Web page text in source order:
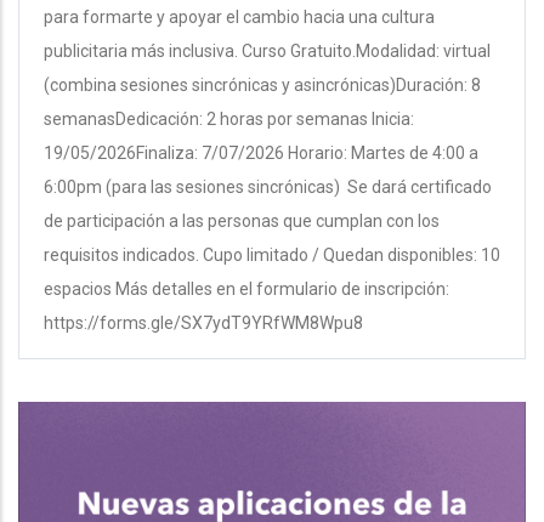
para formarte y apoyar el cambio hacia una cultura
publicitaria más inclusiva. Curso Gratuito.Modalidad: virtual
(combina sesiones sincrónicas y asincrónicas)Duración: 8
semanasDedicación: 2 horas por semanas Inicia:
19/05/2026Finaliza: 7/07/2026 Horario: Martes de 4:00 a
6:00pm (para las sesiones sincrónicas) Se dará certificado
de participación a las personas que cumplan con los
requisitos indicados. Cupo limitado / Quedan disponibles: 10
espacios Más detalles en el formulario de inscripción:
https://forms.gle/SX7ydT9YRfWM8Wpu8